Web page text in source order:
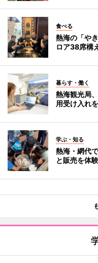
食べる
熱海の「や
ロア38席構
暮らす・働く
熱海観光局
用受け入れ
学ぶ・知る
熱海・網代
と販売を体験